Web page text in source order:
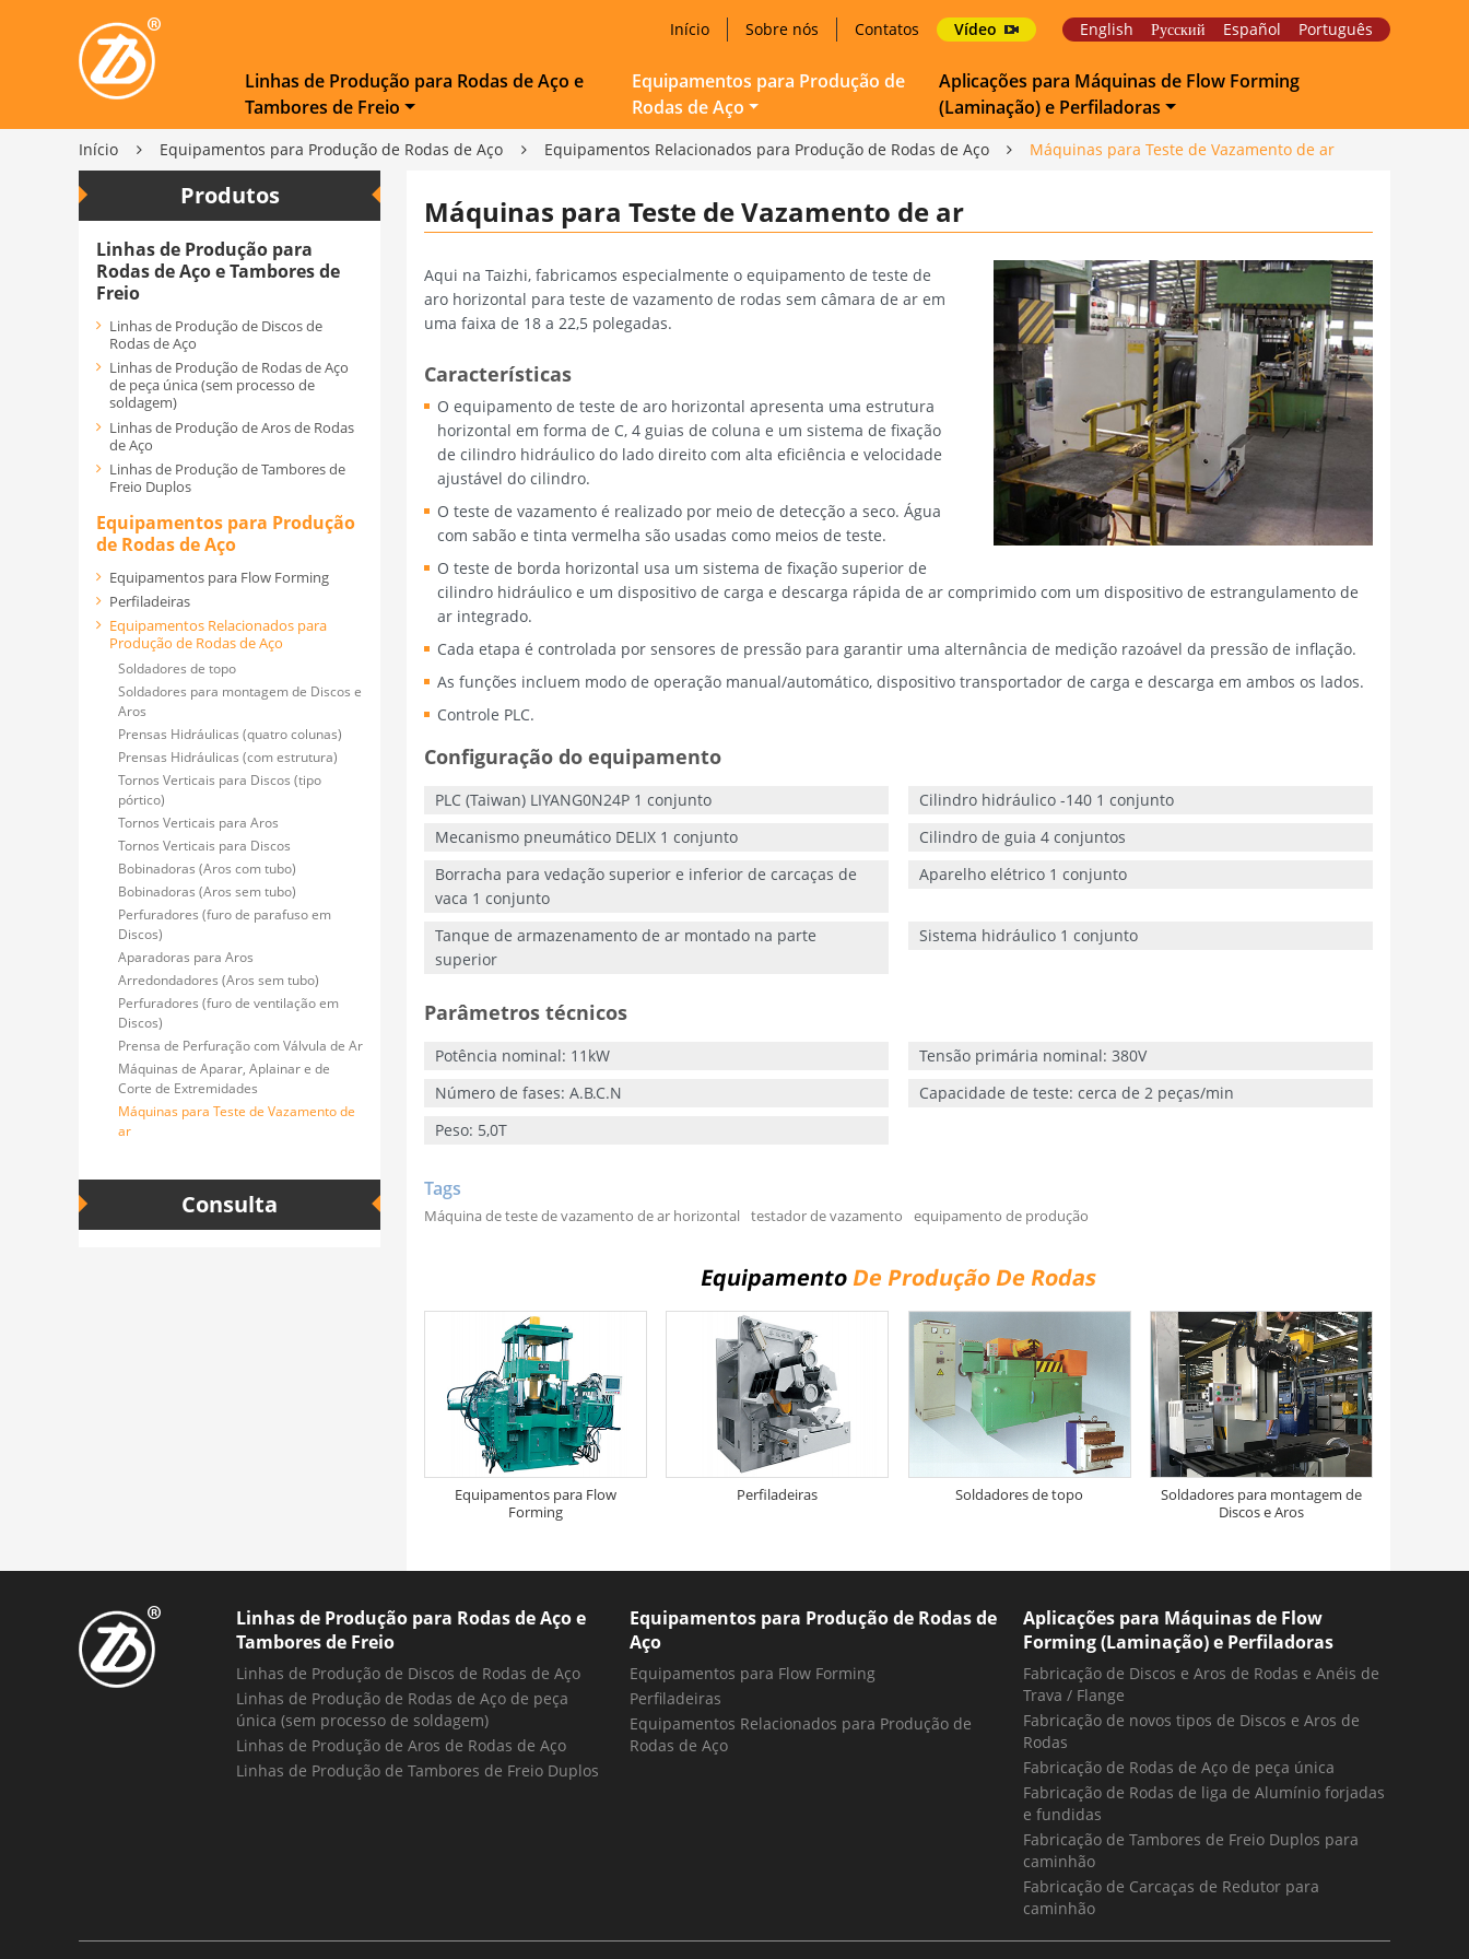
Início Sobre nós Contatos Vídeo English Русский Español Português
Linhas de Produção para Rodas de Aço e
Tambores de Freio
Equipamentos para Produção de
Rodas de Aço
Aplicações para Máquinas de Flow Forming
(Laminação) e Perfiladoras
Início Equipamentos para Produção de Rodas de Aço Equipamentos Relacionados para Produção de Rodas de Aço Máquinas para Teste de Vazamento de ar
Máquinas para Teste de Vazamento de ar
Aqui na Taizhi, fabricamos especialmente o equipamento de teste de
aro horizontal para teste de vazamento de rodas sem câmara de ar em
uma faixa de 18 a 22,5 polegadas.
Características
O equipamento de teste de aro horizontal apresenta uma estrutura
horizontal em forma de C, 4 guias de coluna e um sistema de fixação
de cilindro hidráulico do lado direito com alta eficiência e velocidade
ajustável do cilindro.
O teste de vazamento é realizado por meio de detecção a seco. Água
com sabão e tinta vermelha são usadas como meios de teste.
O teste de borda horizontal usa um sistema de fixação superior de
cilindro hidráulico e um dispositivo de carga e descarga rápida de ar comprimido com um dispositivo de estrangulamento de
ar integrado.
Cada etapa é controlada por sensores de pressão para garantir uma alternância de medição razoável da pressão de inflação.
As funções incluem modo de operação manual/automático, dispositivo transportador de carga e descarga em ambos os lados.
Controle PLC.
Configuração do equipamento
PLC (Taiwan) LIYANG0N24P 1 conjunto
Cilindro hidráulico -140 1 conjunto
Mecanismo pneumático DELIX 1 conjunto
Cilindro de guia 4 conjuntos
Borracha para vedação superior e inferior de carcaças de
vaca 1 conjunto
Aparelho elétrico 1 conjunto
Tanque de armazenamento de ar montado na parte
superior
Sistema hidráulico 1 conjunto
Parâmetros técnicos
Potência nominal: 11kW
Tensão primária nominal: 380V
Número de fases: A.B.C.N
Capacidade de teste: cerca de 2 peças/min
Peso: 5,0T
Tags
Máquina de teste de vazamento de ar horizontal testador de vazamento equipamento de produção
EquipamentoDe Produção De Rodas
Equipamentos para Flow
Forming
Perfiladeiras Soldadores de topo
Soldadores para montagem de
Discos e Aros
Produtos
Linhas de Produção para
Rodas de Aço e Tambores de
Freio
Linhas de Produção de Discos de
Rodas de Aço
Linhas de Produção de Rodas de Aço
de peça única (sem processo de
soldagem)
Linhas de Produção de Aros de Rodas
de Aço
Linhas de Produção de Tambores de
Freio Duplos
Equipamentos para Produção
de Rodas de Aço
Equipamentos para Flow Forming
Perfiladeiras
Equipamentos Relacionados para
Produção de Rodas de Aço
Soldadores de topo
Soldadores para montagem de Discos e
Aros
Prensas Hidráulicas (quatro colunas)
Prensas Hidráulicas (com estrutura)
Tornos Verticais para Discos (tipo
pórtico)
Tornos Verticais para Aros
Tornos Verticais para Discos
Bobinadoras (Aros com tubo)
Bobinadoras (Aros sem tubo)
Perfuradores (furo de parafuso em
Discos)
Aparadoras para Aros
Arredondadores (Aros sem tubo)
Perfuradores (furo de ventilação em
Discos)
Prensa de Perfuração com Válvula de Ar
Máquinas de Aparar, Aplainar e de
Corte de Extremidades
Máquinas para Teste de Vazamento de
ar
Consulta
Linhas de Produção para Rodas de Aço e
Tambores de Freio
Linhas de Produção de Discos de Rodas de Aço
Linhas de Produção de Rodas de Aço de peça
única (sem processo de soldagem)
Linhas de Produção de Aros de Rodas de Aço
Linhas de Produção de Tambores de Freio Duplos
Equipamentos para Produção de Rodas de
Aço
Equipamentos para Flow Forming
Perfiladeiras
Equipamentos Relacionados para Produção de
Rodas de Aço
Aplicações para Máquinas de Flow
Forming (Laminação) e Perfiladoras
Fabricação de Discos e Aros de Rodas e Anéis de
Trava / Flange
Fabricação de novos tipos de Discos e Aros de
Rodas
Fabricação de Rodas de Aço de peça única
Fabricação de Rodas de liga de Alumínio forjadas
e fundidas
Fabricação de Tambores de Freio Duplos para
caminhão
Fabricação de Carcaças de Redutor para
caminhão